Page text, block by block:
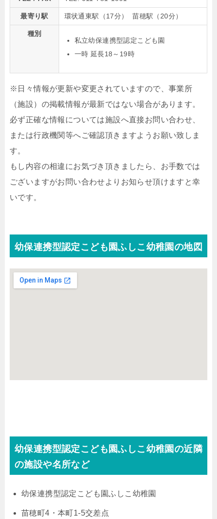
最寄り駅 環状通東駅（17分） 苗穂駅（20分）
種別
私立幼保連携型認定こども園
一時 延長18～19時
※日々情報が更新や変更されていますので、事業所
（施設）の掲載情報が最新ではない場合があります。
必ず正確な情報については施設へ直接お問い合わせ、
または行政機関等へご確認頂きますようお願い致しま
す。
もし内容の相違にお気づき頂きましたら、お手数では
ございますがお問い合わせよりお知らせ頂けますと幸
いです。
幼保連携型認定こども園ふしこ幼稚園の地図
幼保連携型認定こども園ふしこ幼稚園の近隣
の施設や名所など
幼保連携型認定こども園ふしこ幼稚園
苗穂町4・本町1-5交差点